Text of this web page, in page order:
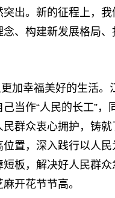
出。新的征程上，
、构建新发展格局
加幸福美好的生活
当作“人民的长工”
群众衷心拥护，铸
置，深入践行以人
板，解决好人民群
开花节节高。